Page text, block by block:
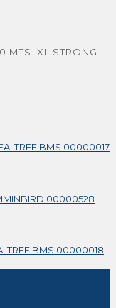
MTS. XL STRONG
BMS 00000017
00000528
BMS 00000018